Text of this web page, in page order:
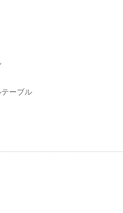
ーブル